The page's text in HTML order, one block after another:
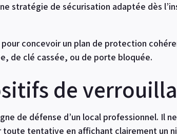
stratégie de sécurisation adaptée dès
concevoir un plan de protection
de clé cassée, ou de porte bloquée.
de
de défense d’un local professionnel. Il
toute tentative en affichant clairement un